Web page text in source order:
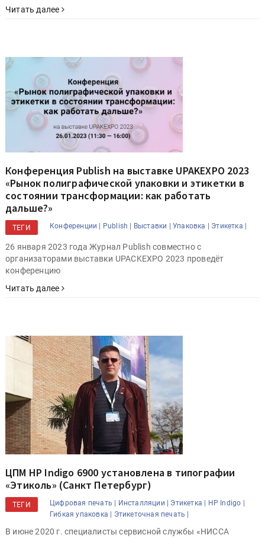
Читать далее
Конференция Publish на выставке UPAKEXPO 2023
«Рынок полиграфической упаковки и этикетки в
состоянии трансформации: как работать
дальше?»
ТЕГИ Конференции | Publish | Выставки | Упаковка | Этикетка |
26 января 2023 года Журнал Publish совместно c
организаторами выставки UPACKEXPO 2023 проведёт
конференцию
Читать далее
ЦПМ HP Indigo 6900 установлена в типографии
«Этиколь» (Санкт Петербург)
ТЕГИ Цифровая печать | Инсталляции | Этикетка |
HP Indigo |
Гибкая упаковка |
Этикеточная печать |
В июне 2020 г. специалисты сервисной службы «НИССА